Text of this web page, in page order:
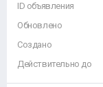
ID объявления
Обновлено
Создано
Действительно до